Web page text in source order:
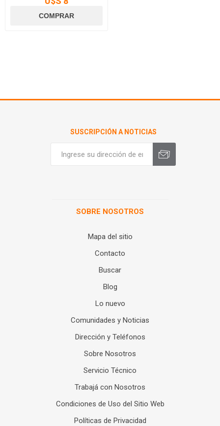
SUSCRIPCIÓN A NOTICIAS
SOBRE NOSOTROS
Mapa del sitio
Contacto
Buscar
Blog
Lo nuevo
Comunidades y Noticias
Dirección y Teléfonos
Sobre Nosotros
Servicio Técnico
Trabajá con Nosotros
Condiciones de Uso del Sitio Web
Políticas de Privacidad